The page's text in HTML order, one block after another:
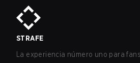
STRAFE
La experiencia número uno para